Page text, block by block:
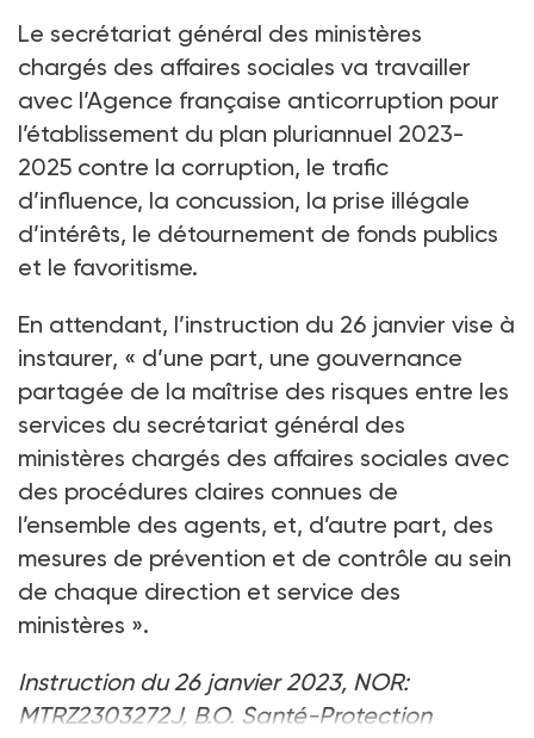
Le secrétariat général des ministères
chargés des affaires sociales va travailler
avec l’Agence française anticorruption pour
l’établissement du plan pluriannuel 2023-
2025 contre la corruption, le trafic
d’influence, la concussion, la prise illégale
d’intérêts, le détournement de fonds publics
et le favoritisme.
En attendant, l’instruction du 26 janvier vise à
instaurer, « d’une part, une gouvernance
partagée de la maîtrise des risques entre les
services du secrétariat général des
ministères chargés des affaires sociales avec
des pro­cédures claires connues de
l’ensemble des agents, et, d’autre part, des
mesures de prévention et de contrôle au sein
de chaque direction et service des
ministères ».
Instruction du 26 janvier 2023, NOR:
MTRZ2303272J, B.O. Santé-Protection